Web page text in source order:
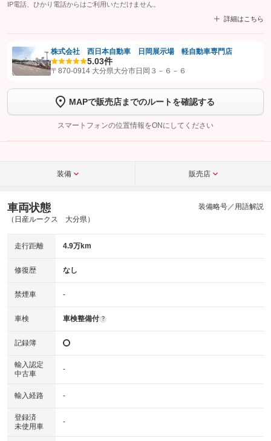
IP電話、ひかり電話からはご利用いただけません。
詳細はこちら
【STEP1】認証画面でグーネットを友だち追加してから「許可する」ボタンを押
トーク画面で
ボタンをタップして問い合わせを
完了してください。
こちら
株式会社 西日本自動車 日岡展示場 軽自動車専門店
5.03件
〒870-0914 大分県大分市日岡３－６－６
MAPで販売店までのルートを確認する
スマートフォンの位置情報をONにしてください
装備 販売店
車両状態
（日産ルークス 大分県）
装備略号／用語解説
走行距離 4.9万km
修復歴 なし
禁煙車 -
車検 車検整備付 ?
記録簿
輸入認定
中古車
-
輸入経路 -
登録済
未使用車
-